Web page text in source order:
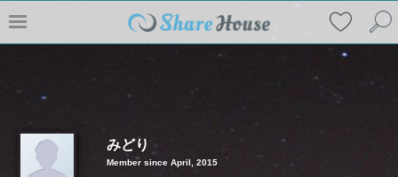
みどり
Member since April, 2015